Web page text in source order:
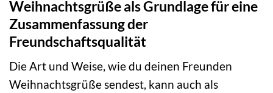
Weihnachtsgrüße als Grundlage für eine
Zusammenfassung der
Freundschaftsqualität
Die Art und Weise, wie du deinen Freunden
Weihnachtsgrüße sendest, kann auch als